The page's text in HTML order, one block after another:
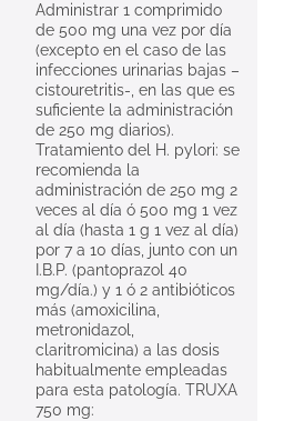
Administrar 1 comprimido
de 500 mg una vez por día
(excepto en el caso de las
infecciones urinarias bajas –
cistouretritis-, en las que es
suficiente la administración
de 250 mg diarios).
Tratamiento del H. pylori: se
recomienda la
administración de 250 mg 2
veces al día ó 500 mg 1 vez
al día (hasta 1 g 1 vez al día)
por 7 a 10 días, junto con un
I.B.P. (pantoprazol 40
mg/día.) y 1 ó 2 antibióticos
más (amoxicilina,
metronidazol,
claritromicina) a las dosis
habitualmente empleadas
para esta patología. TRUXA
750 mg: